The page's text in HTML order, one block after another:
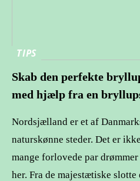
TIPS
Skab den perfekte
med hjælp fra en
Nordsjælland er et af
naturskønne steder. Det er
mange forlovede par
her. Fra de majestætiske slotte